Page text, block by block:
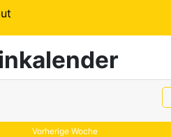
Vorherige Woche